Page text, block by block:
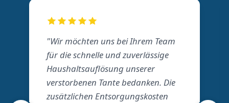
"Wir möchten uns bei Ihrem Team
für die schnelle und zuverlässige
Haushaltsauflösung unserer
verstorbenen Tante bedanken. Die
zusätzlichen Entsorgungskosten